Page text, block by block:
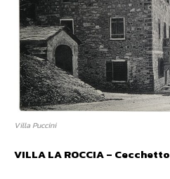
Villa Puccini
VILLA LA ROCCIA – Cecchetto